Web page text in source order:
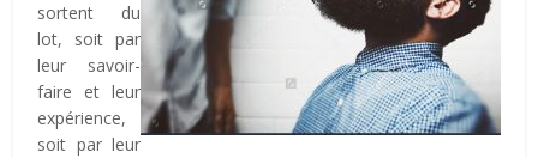
sortent du
lot, soit par
leur savoir-
faire et leur
expérience,
soit par leur